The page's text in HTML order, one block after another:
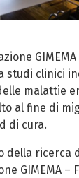
studi clinici
malattie
al fine di
di cura.
della ricerca
GIMEMA –